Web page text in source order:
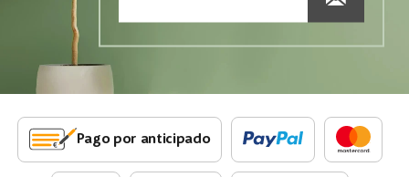
Pago por anticipado